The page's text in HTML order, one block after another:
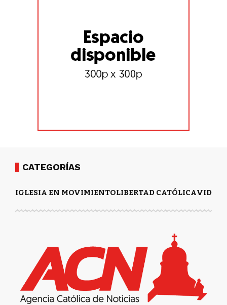
CATEGORÍAS
IGLESIA EN MOVIMIENTOLIBERTAD CATÓLICAVIDA